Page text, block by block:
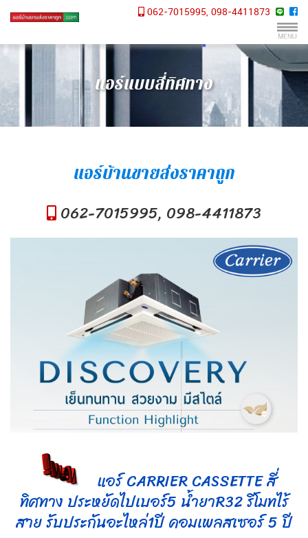
062-7015995, 098-4411873
แอร์แบบสี่ทิศทาง
แอร์บ้านขายส่งราคาถูก
062-7015995, 098-4411873
แอร์ CARRIER CASSETTE สี่
ทิศทาง ประหยัดไปเบอร์5 น้ำยาR32 รีโมทไร้
สาย รับประกันอะไหล่1ปี คอมเพลสเซอร์ 5 ปี